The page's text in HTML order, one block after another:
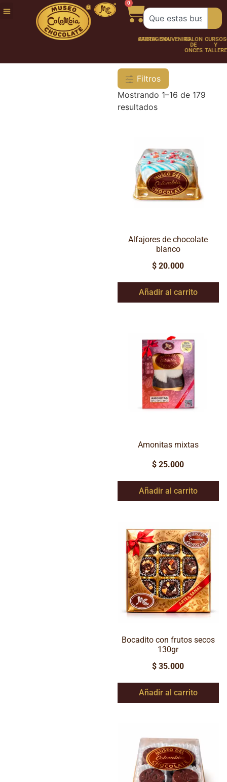
0
FUNDACIÓNNUESTRATRABAJA
CHOCOLATERÍA
CARTAGENASOUVENIRSSALÓN
DE
ONCES
CURSOS
Y
Filtros
Mostrando 1–16 de 179
resultados
Alfajores de chocolate
blanco
$ 20.000
Añadir al carrito
Amonitas mixtas
$ 25.000
Añadir al carrito
Bocadito con frutos secos
130gr
$ 35.000
Añadir al carrito